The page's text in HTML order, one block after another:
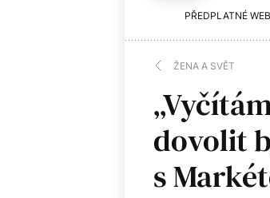
PŘEDPLATNÉ
ŽENA A SVĚT
dovolit
s